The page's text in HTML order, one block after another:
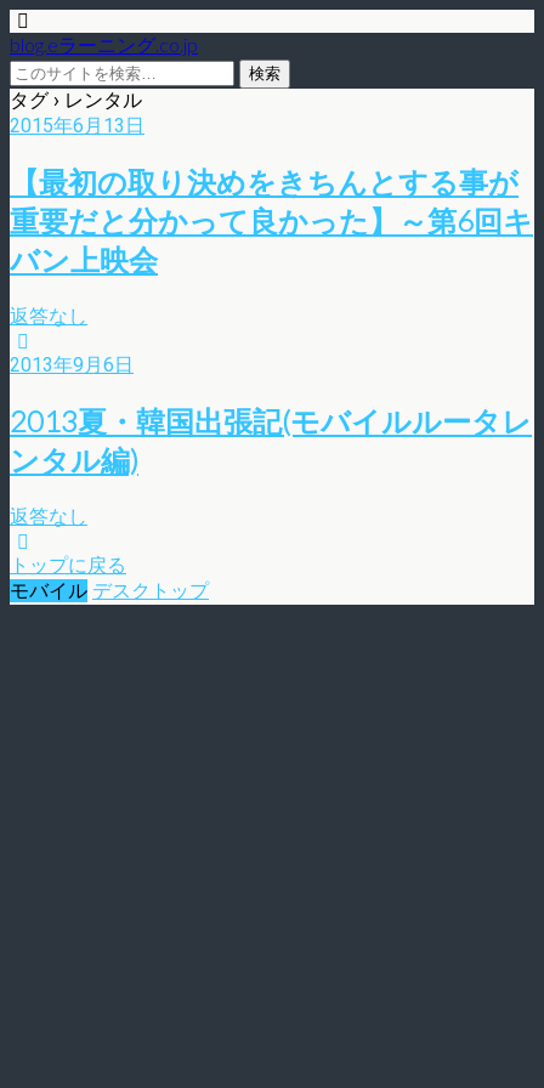
blog.eラーニング.co.jp
タグ › レンタル
2015年6月13日
【最初の取り決めをきちんとする事が
重要だと分かって良かった】～第6回キ
バン上映会
返答なし
2013年9月6日
2013夏・韓国出張記(モバイルルータレ
ンタル編)
返答なし
トップに戻る
モバイル デスクトップ